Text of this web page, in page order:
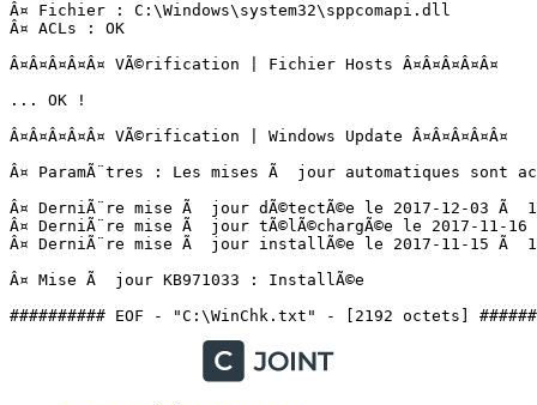
Â¤ Fichier : C:\Windows\system32\sppcomapi.dll
Â¤ ACLs : OK
Â¤Â¤Â¤Â¤Â¤ VÃ©rification | Fichier Hosts Â¤Â¤Â¤Â¤Â¤
... OK !
Â¤Â¤Â¤Â¤Â¤ VÃ©rification | Windows Update Â¤Â¤Â¤Â¤Â¤
Â¤ ParamÃ¨tres : Les mises Ã  jour automatiques sont
Â¤ DerniÃ¨re mise Ã  jour dÃ©tectÃ©e le 2017-12-03 Ã
Â¤ DerniÃ¨re mise Ã  jour tÃ©lÃ©chargÃ©e le 2017-11-16
Â¤ DerniÃ¨re mise Ã  jour installÃ©e le 2017-11-15 Ã
Â¤ Mise Ã  jour KB971033 : InstallÃ©e
########## EOF - "C:\WinChk.txt" - [2192 octets]